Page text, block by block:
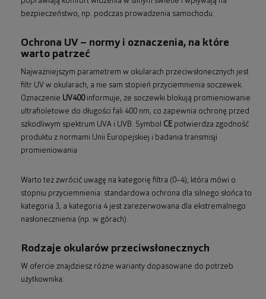
bezpieczeństwo, np. podczas prowadzenia samochodu.
Ochrona UV – normy i oznaczenia, na które
warto patrzeć
Najważniejszym parametrem w okularach przeciwsłonecznych jest
filtr UV w okularach, a nie sam stopień przyciemnienia soczewek.
Oznaczenie UV400informuje, że soczewki blokują promieniowanie
ultrafioletowe do długości fali 400 nm, co zapewnia ochronę przed
szkodliwym spektrum UVA i UVB. Symbol CE potwierdza zgodność
produktu z normami Unii Europejskiej i badania transmisji
promieniowania
Warto też zwrócić uwagę na kategorię filtra (0–4), która mówi o
stopniu przyciemnienia: standardowa ochrona dla silnego słońca to
kategoria 3, a kategoria 4 jest zarezerwowana dla ekstremalnego
nasłonecznienia (np. w górach).
Rodzaje okularów przeciwsłonecznych
W ofercie znajdziesz różne warianty dopasowane do potrzeb
użytkownika: